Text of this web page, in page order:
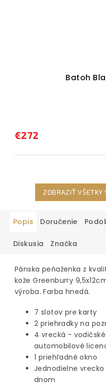
Batoh
€272
ZOBRAZIŤ VŠETKY
Popis Doručenie
Diskusia Značka
Pánska peňaženka z
kože Greenburry
výroba. Farba hnedá.
7 slotov pre karty
2 priehradky na
4 vrecká -
automobilové
1 priehľadné okno
Jednodielne
dnom